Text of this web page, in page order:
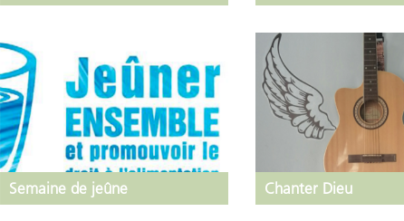
Semaine de jeûne Chanter Dieu